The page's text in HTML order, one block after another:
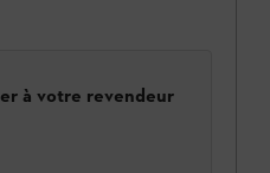
à votre revendeur